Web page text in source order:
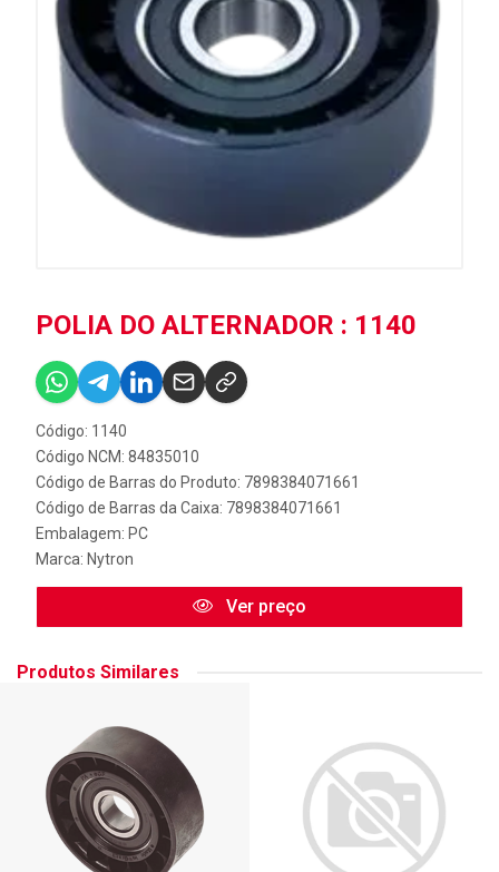
POLIA DO ALTERNADOR : 1140
Código: 1140
Código NCM: 84835010
Código de Barras do Produto: 7898384071661
Código de Barras da Caixa: 7898384071661
Embalagem: PC
Marca: Nytron
Ver preço
Produtos Similares